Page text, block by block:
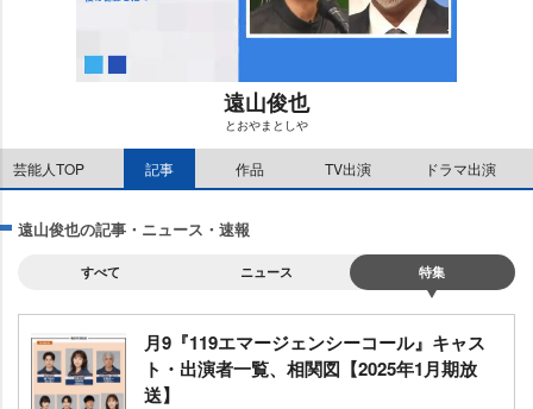
M
t
遠山俊也
とおやまとし
芸能人TOP 記事 作品 TV出演 ドラマ出演
遠山俊也の記事・ニュース・速報
すべて ニュース 特集
月9『119エマージェンシーコール』キャス
ト・出演者一覧、相関図【2025年1月期放
送】